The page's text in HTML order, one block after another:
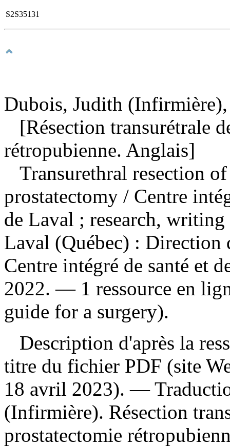
S2S35131
Dubois, Judith (Infirmière),
[Résection transurétrale
rétropubienne. Anglais]
Transurethral resection
prostatectomy / Centre
de Laval ; research,
Laval (Québec) : Direction
Centre intégré de santé et
2022. — 1 ressource en
guide for a surgery).
Description d'après la
titre du fichier PDF (site
18 avril 2023). —
(Infirmière). Résection
prostatectomie